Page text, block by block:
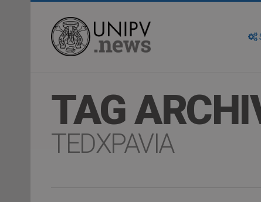
TAG
TEDXPAVIA